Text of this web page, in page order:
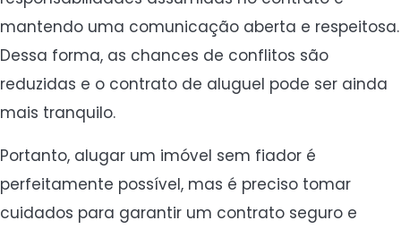
mantendo uma comunicação aberta e respeitosa.
Dessa forma, as chances de conflitos são
reduzidas e o contrato de aluguel pode ser ainda
mais tranquilo.
Portanto, alugar um imóvel sem fiador é
perfeitamente possível, mas é preciso tomar
cuidados para garantir um contrato seguro e